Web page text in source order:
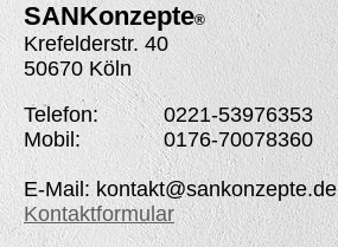
SANKonzepte®
Krefelderstr. 40
50670 Köln
Telefon: 0221-53976353
Mobil: 0176-70078360
E-Mail: kontakt@sankonzepte.de
Kontaktformular